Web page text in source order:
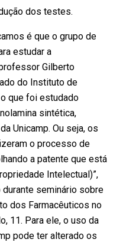
dos testes.
é que o grupo de
estudar a
Gilberto
do Instituto de
o que foi estudado
sintética,
Unicamp. Ou seja, os
o processo de
a patente que está
Intelectual)”,
seminário sobre
dos Farmacêuticos no
11. Para ele, o uso da
pode ter alterado os